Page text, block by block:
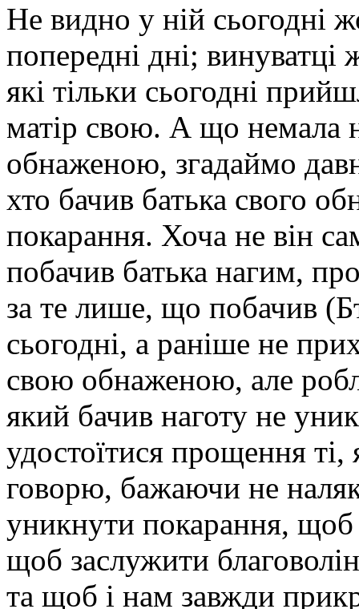
Не видно у ній сьогодні
попередні дні; винуватці
які тільки сьогодні
матір свою. А що немала
обнаженою, згадаймо
хто бачив батька свого
покарання. Хоча не він
побачив батька нагим,
за те лише, що побачив
сьогодні, а раніше не
свою обнаженою, але
який бачив наготу не
удостоїтися прощення
говорю, бажаючи не
уникнути покарання,
щоб заслужити
та щоб і нам завжди